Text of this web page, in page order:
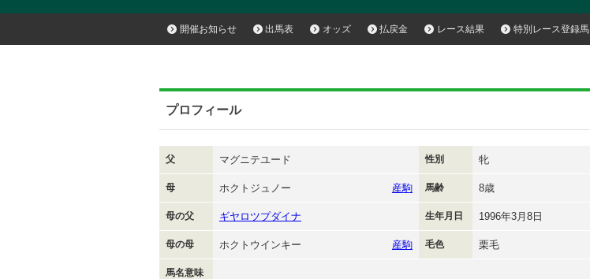
開催お知らせ 出馬表 オッズ 払戻金 レース結果 特別レース登録馬
プロフィール
父 マグニテユード 性別 牝
母 ホクトジュノー 産駒 馬齢 8歳
母の父 ギヤロツプダイナ 生年月日 1996年3月8日
母の母 ホクトウインキー 産駒 毛色 栗毛
馬名意味